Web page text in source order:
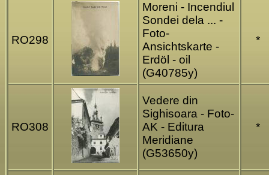
RO298
Moreni - Incendiul
Sondei dela ... -
Foto-
Ansichtskarte -
Erdöl - oil
(G40785y)
*
RO308
Vedere din
Sighisoara - Foto-
AK - Editura
Meridiane
(G53650y)
*